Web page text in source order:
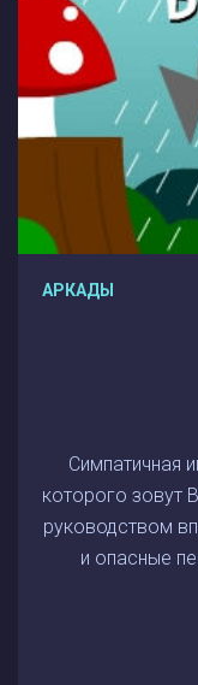
АРКАДЫ
Симпатичная
которого зовут
руководством
и опасные